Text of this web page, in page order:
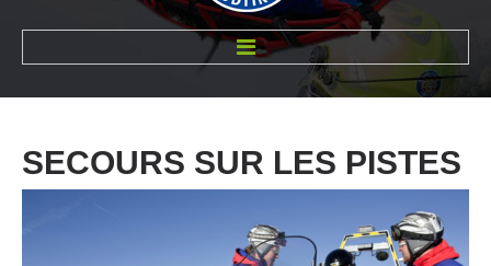
SECOURS SUR LES PISTES